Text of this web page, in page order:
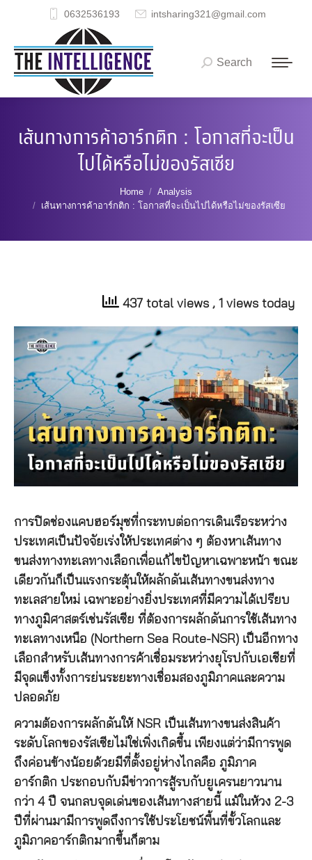
0632536193 intsharing321@gmail.com
Search:
Search
เส้นทางการค้าอาร์กติก : โอกาสที่จะเป็น
ไปได้หรือไม่ของรัสเซีย
Home
Analysis
เส้นทางการค้าอาร์กติก : โอกาสที่จะเป็นไปได้หรือไม่ของรัสเซีย
437 total views , 1 views today
การปิดช่องแคบฮอร์มุซที่กระทบต่อการเดินเรือระหว่าง
ประเทศเป็นปัจจัยเร่งให้ประเทศต่าง ๆ ต้องหาเส้นทาง
ขนส่งทางทะเลทางเลือกเพื่อแก้ไขปัญหาเฉพาะหน้า ขณะ
เดียวกันก็เป็นแรงกระตุ้นให้ผลักดันเส้นทางขนส่งทาง
ทะเลสายใหม่ เฉพาะอย่างยิ่งประเทศที่มีความได้เปรียบ
ทางภูมิศาสตร์เช่นรัสเซีย ที่ต้องการผลักดันการใช้เส้นทาง
ทะเลทางเหนือ (Northern Sea Route-NSR) เป็นอีกทาง
เลือกสำหรับเส้นทางการค้าเชื่อมระหว่างยุโรปกับเอเชียที่
มีจุดแข็งทั้งการย่นระยะทางเชื่อมสองภูมิภาคและความ
ปลอดภัย
ความต้องการผลักดันให้ NSR เป็นเส้นทางขนส่งสินค้า
ระดับโลกของรัสเซียไม่ใช่เพิ่งเกิดขึ้น เพียงแต่ว่ามีการพูด
ถึงค่อนข้างน้อยด้วยมีที่ตั้งอยู่ห่างไกลคือ ภูมิภาค
อาร์กติก ประกอบกับมีข่าวการสู้รบกับยูเครนยาวนาน
กว่า 4 ปี จนกลบจุดเด่นของเส้นทางสายนี้ แม้ในห้วง 2-3
ปีที่ผ่านมามีการพูดถึงการใช้ประโยชน์พื้นที่ขั้วโลกและ
ภูมิภาคอาร์กติกมากขึ้นก็ตาม